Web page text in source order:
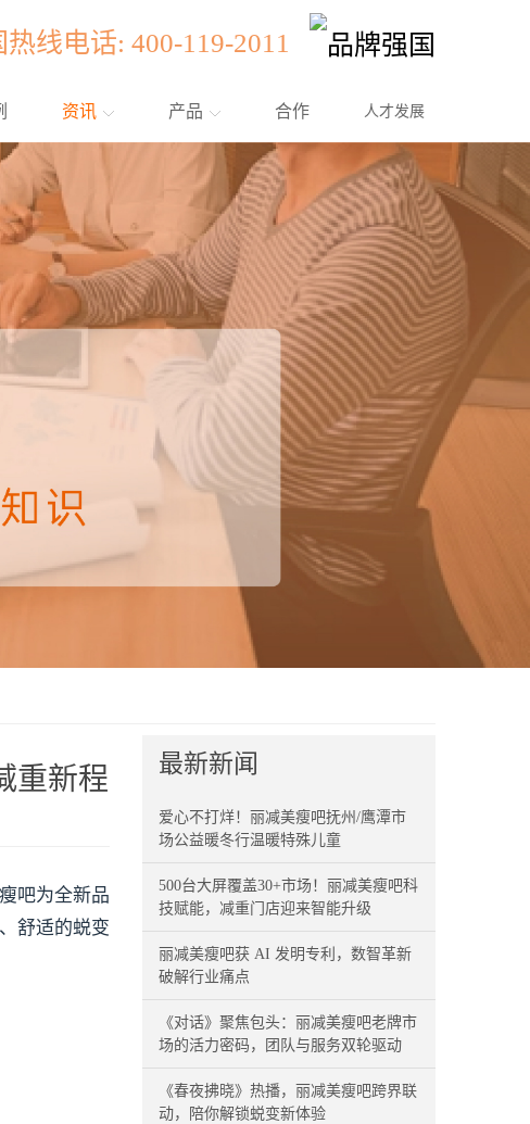
热线电话: 400-119-2011
资讯 产品 合作 人才发展
重新程
吧为全新品
舒适的蜕变
最新新闻
爱心不打烊！丽减美瘦吧抚州/鹰潭市
场公益暖冬行温暖特殊儿童
500台大屏覆盖30+市场！丽减美瘦吧科
技赋能，减重门店迎来智能升级
丽减美瘦吧获 AI 发明专利，数智革新
破解行业痛点
《对话》聚焦包头：丽减美瘦吧老牌市
场的活力密码，团队与服务双轮驱动
《春夜拂晓》热播，丽减美瘦吧跨界联
动，陪你解锁蜕变新体验